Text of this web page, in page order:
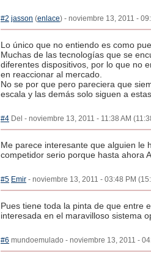
#2 jasson (enlace) - noviembre 13, 2011 -
Lo único que no entiendo es como
Muchas de las tecnologías que se
diferentes dispositivos, por lo que no
en reaccionar al mercado.
No se por que pero pareciera que
escala y las demás solo siguen a estas.
#4 Del - noviembre 13, 2011 - 11:38 AM
Me parece interesante que alguien le
competidor serio porque hasta ahora
#5 Emir - noviembre 13, 2011 - 03:48 PM
Pues tiene toda la pinta de que entre
interesada en el maravilloso sistema
#6 mundoemulado - noviembre 13, 2011 -